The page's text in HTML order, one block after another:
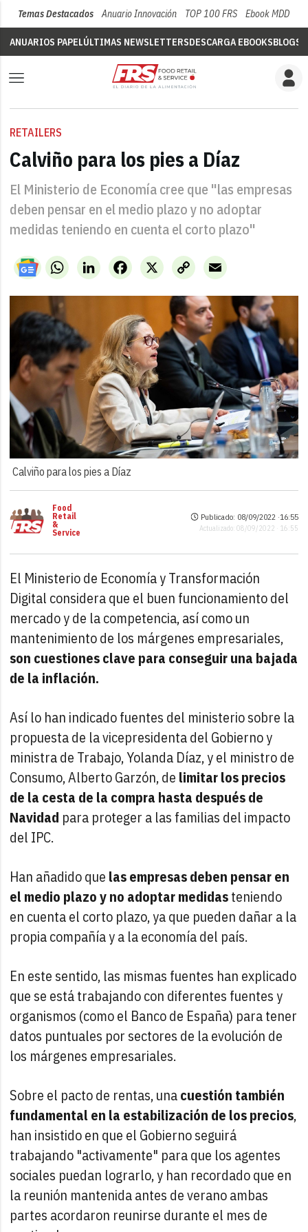
Temas Destacados Anuario Innovación TOP 100 FRS Ebook MDD
ANUARIOS PAPELÚLTIMAS NEWSLETTERSDESCARGA EBOOKSBLOGS
RETAILERS
Calviño para los pies a Díaz
El Ministerio de Economía cree que "las empresas
deben pensar en el medio plazo y no adoptar
medidas teniendo en cuenta el corto plazo"
WhatsAppLinkedIn X
Facebook
Copy
Link
Email
Calviño para los pies a Díaz
Food
Retail
&
Service
Publicado: 08/09/2022 ·16:55
Actualizado: 08/09/2022 · 16:55
El Ministerio de Economía y Transformación
Digital considera que el buen funcionamiento del
mercado y de la competencia, así como un
mantenimiento de los márgenes empresariales,
son cuestiones clave para conseguir una bajada
de la inflación.
Así lo han indicado fuentes del ministerio sobre la
propuesta de la vicepresidenta del Gobierno y
ministra de Trabajo, Yolanda Díaz, y el ministro de
Consumo, Alberto Garzón, de limitar los precios
de la cesta de la compra hasta después de
Navidad para proteger a las familias del impacto
del IPC.
Han añadido que las empresas deben pensar en
el medio plazo y no adoptar medidasteniendo
en cuenta el corto plazo, ya que pueden dañar a la
propia compañía y a la economía del país.
En este sentido, las mismas fuentes han explicado
que se está trabajando con diferentes fuentes y
organismos (como el Banco de España) para tener
datos puntuales por sectores de la evolución de
los márgenes empresariales.
Sobre el pacto de rentas, unacuestión también
fundamental en la estabilización de los precios,
han insistido en que el Gobierno seguirá
trabajando "activamente" para que los agentes
sociales puedan lograrlo, y han recordado que en
la reunión mantenida antes de verano ambas
partes acordaron reunirse durante el mes de